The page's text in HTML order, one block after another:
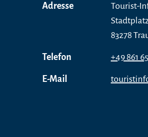
Adresse
Tourist-
83278
Telefon +49 861
E-Mail